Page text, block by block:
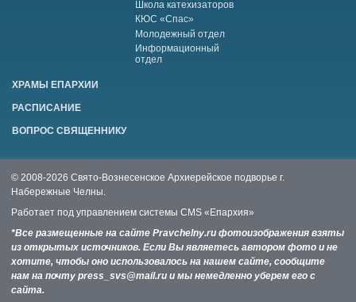
Школа катехизаторов
КЮС «Спас»
Молодежный отдел
Информационный
отдел
ХРАМЫ ЕПАРХИИ
РАСПИСАНИЕ
ВОПРОС СВЯЩЕННИКУ
© 2008-2026 Свято-Вознесенское Архиерейское подворье г.
Набережные Челны.
Работает под управлением системы CMS «Епархия»
*Все размещенные на сайте Pravchelny.ru фотоизображения взяты
из открытых источников. Если Вы являетесь автором фото и не
хотите, чтобы оно использовалось на нашем сайте, сообщите
нам на почту press_svs@mail.ru и мы немедленно уберем его с
сайта.